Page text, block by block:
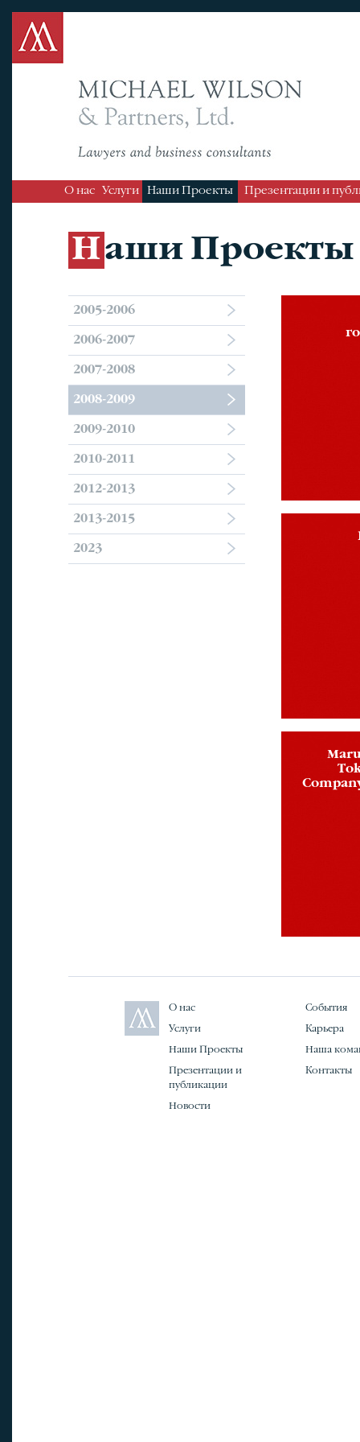
О нас Услуги Наши Проекты Презентации и
Наши Проекты
2005-2006
2006-2007
2007-2008
2008-2009
2009-2010
2010-2011
2012-2013
2013-2015
2023
О нас
Услуги
Наши Проекты
Презентации и
публикации
Новости
События
Карьера
Наша
Контакты